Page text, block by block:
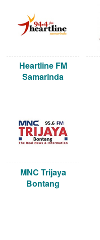
Heartline FM
Samarinda
MNC Trijaya
Bontang